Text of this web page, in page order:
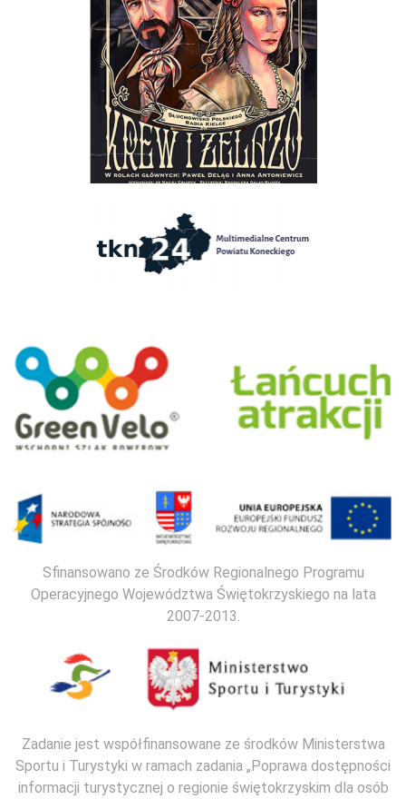
Sfinansowano ze Środków Regionalnego Programu
Operacyjnego Województwa Świętokrzyskiego na lata
2007-2013.
Zadanie jest współfinansowane ze środków Ministerstwa
Sportu i Turystyki w ramach zadania „Poprawa dostępności
informacji turystycznej o regionie świętokrzyskim dla osób